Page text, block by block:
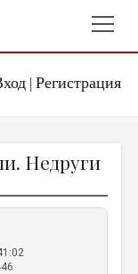
| Регистрация
Недруги